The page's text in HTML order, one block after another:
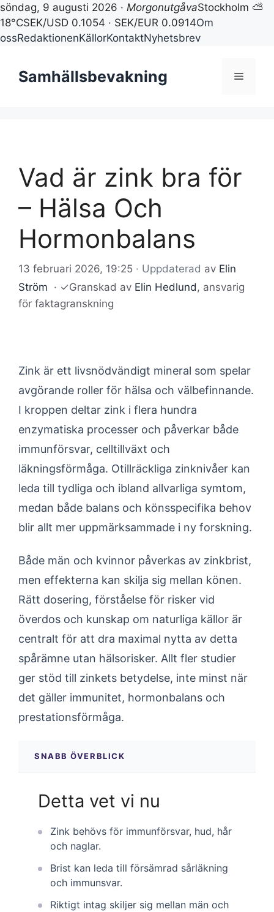
söndag, 9 augusti 2026 · MorgonutgåvaStockholm ⛅
18°CSEK/USD 0.1054 · SEK/EUR 0.0914Om
ossRedaktionenKällorKontaktNyhetsbrev
innehållSamhällsbevakning Meny
Vad är zink bra för
– Hälsa Och
Hormonbalans
13 februari 2026, 19:25 · Uppdaterad av Elin
Ström · ✓Granskad av Elin Hedlund , ansvarig
för faktagranskning
Zink är ett livsnödvändigt mineral som spelar
avgörande roller för hälsa och välbefinnande.
I kroppen deltar zink i flera hundra
enzymatiska processer och påverkar både
immunförsvar, celltillväxt och
läkningsförmåga. Otillräckliga zinknivåer kan
leda till tydliga och ibland allvarliga symtom,
medan både balans och könsspecifika behov
blir allt mer uppmärksammade i ny forskning.
Både män och kvinnor påverkas av zinkbrist,
men effekterna kan skilja sig mellan könen.
Rätt dosering, förståelse för risker vid
överdos och kunskap om naturliga källor är
centralt för att dra maximal nytta av detta
spårämne utan hälsorisker. Allt fler studier
ger stöd till zinkets betydelse, inte minst när
det gäller immunitet, hormonbalans och
prestationsförmåga.
SNABB ÖVERBLICK
Detta vet vi nu
Zink behövs för immunförsvar, hud, hår
och naglar.
Brist kan leda till försämrad sårläkning
och immunsvar.
Riktigt intag skiljer sig mellan män och